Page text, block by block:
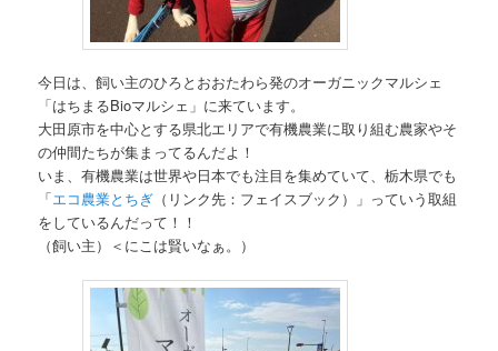
今日は、飼い主のひろとおおたわら発のオーガニックマルシェ
「はちまるBioマルシェ」に来ています。
大田原市を中心とする県北エリアで有機農業に取り組む農家やそ
の仲間たちが集まってるんだよ！
いま、有機農業は世界や日本でも注目を集めていて、栃木県でも
「エコ農業とちぎ （リンク先：フェイスブック）」っていう取組
をしているんだって！！
（飼い主）＜にこは賢いなぁ。）